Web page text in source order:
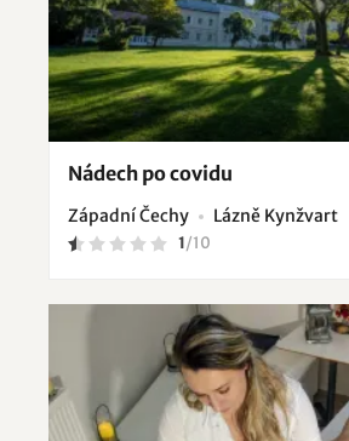
Nádech po covidu
Západní Čechy Lázně Kynžvart
1/10